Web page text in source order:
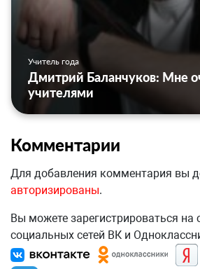
Учитель года
Дмитрий Баланчуков: Мне
учителями
Комментарии
Для добавления комментария вы
авторизированы.
Вы можете зарегистрироваться
социальных сетей ВК и